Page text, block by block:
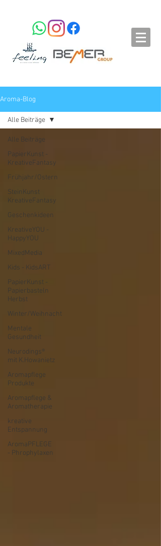
Aroma-Blog
Alle Beiträge
PapierKunst -
KreativeFantasy
Frühjahr/Ostern
SteinKunst
KreativeFantasy
Geschenkideen
KreativeYOU -
HappyYOU
MixedMedia
Kids - KidsART
PapierKunst -
Papierbasteln
Herbst
Winter/Weihnacht
Mentale
Gesundheit
Neurodings®
mit K.Howanietz
Aromapflege
Produkte
Aromapflege &
Aromatherapie
kreative
Entspannung
AromaPFLEGE
- Phrophylaxen
Alle Beiträge